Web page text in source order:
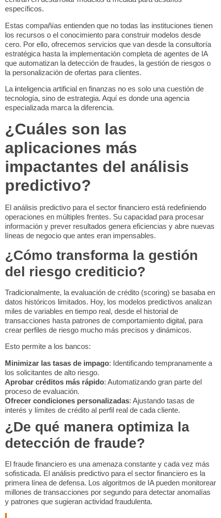
específicos.
Estas compañías entienden que no todas las instituciones tienen
los recursos o el conocimiento para construir modelos desde
cero. Por ello, ofrecemos servicios que van desde la consultoría
estratégica hasta la implementación completa de agentes de IA
que automatizan la detección de fraudes, la gestión de riesgos o
la personalización de ofertas para clientes.
La inteligencia artificial en finanzas no es solo una cuestión de
tecnología, sino de estrategia. Aquí es donde una agencia
especializada marca la diferencia.
¿Cuáles son las
aplicaciones más
impactantes del análisis
predictivo?
El análisis predictivo para el sector financiero está redefiniendo
operaciones en múltiples frentes. Su capacidad para procesar
información y prever resultados genera eficiencias y abre nuevas
líneas de negocio que antes eran impensables.
¿Cómo transforma la gestión
del riesgo crediticio?
Tradicionalmente, la evaluación de crédito (scoring) se basaba en
datos históricos limitados. Hoy, los modelos predictivos analizan
miles de variables en tiempo real, desde el historial de
transacciones hasta patrones de comportamiento digital, para
crear perfiles de riesgo mucho más precisos y dinámicos.
Esto permite a los bancos:
Minimizar las tasas de impago: Identificando tempranamente a
los solicitantes de alto riesgo.
Aprobar créditos más rápido: Automatizando gran parte del
proceso de evaluación.
Ofrecer condiciones personalizadas: Ajustando tasas de
interés y límites de crédito al perfil real de cada cliente.
¿De qué manera optimiza la
detección de fraude?
El fraude financiero es una amenaza constante y cada vez más
sofisticada. El análisis predictivo para el sector financiero es la
primera línea de defensa. Los algoritmos de IA pueden monitorear
millones de transacciones por segundo para detectar anomalías
y patrones que sugieran actividad fraudulenta.